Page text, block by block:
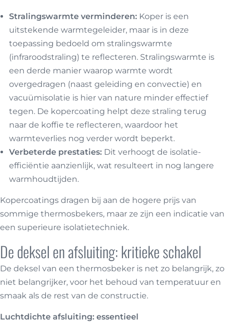
Stralingswarmte verminderen: Koper is een
uitstekende warmtegeleider, maar is in deze
toepassing bedoeld om stralingswarmte
(infraroodstraling) te reflecteren. Stralingswarmte is
een derde manier waarop warmte wordt
overgedragen (naast geleiding en convectie) en
vacuümisolatie is hier van nature minder effectief
tegen. De kopercoating helpt deze straling terug
naar de koffie te reflecteren, waardoor het
warmteverlies nog verder wordt beperkt.
Verbeterde prestaties: Dit verhoogt de isolatie-
efficiëntie aanzienlijk, wat resulteert in nog langere
warmhoudtijden.
Kopercoatings dragen bij aan de hogere prijs van
sommige thermosbekers, maar ze zijn een indicatie van
een superieure isolatietechniek.
De deksel en afsluiting: kritieke schakel
De deksel van een thermosbeker is net zo belangrijk, zo
niet belangrijker, voor het behoud van temperatuur en
smaak als de rest van de constructie.
Luchtdichte afsluiting: essentieel